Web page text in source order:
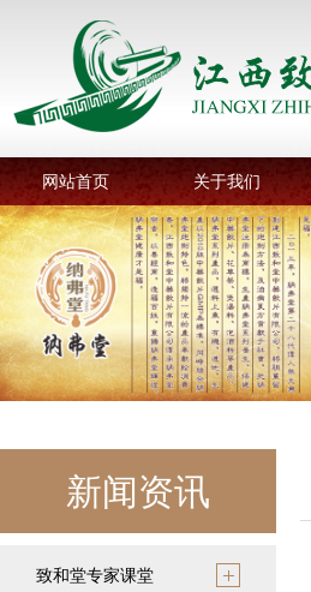
网站首页 关于我们
新闻资讯
致和堂专家课堂